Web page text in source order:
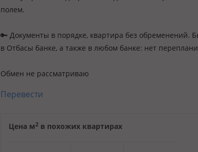
полем.
🔑 Документы в порядке, квартира без обременений.
в Отбасы банке, а также в любом банке: нет
Обмен не рассматриваю
Перевести
Цена м2 в похожих квартирах